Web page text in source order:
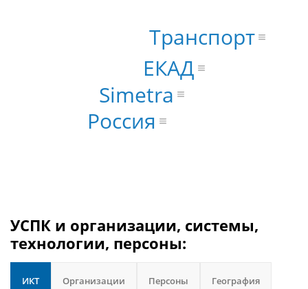
Simetra
ЕКАД
Россия
Транспорт
УСПК и организации, системы,
технологии, персоны:
ИКТ Организации Персоны География